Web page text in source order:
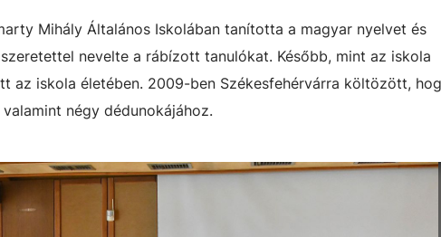
Mihály Általános Iskolában tanította a magyar nyelvet és
nevelte a rábízott tanulókat. Később, mint az iskola
az iskola életében. 2009-ben Székesfehérvárra költözött,
négy dédunokájához.